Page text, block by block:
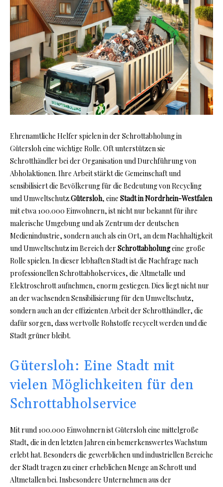
Ehrenamtliche Helfer spielen in der Schrottabholung in
Gütersloh eine wichtige Rolle. Oft unterstützen sie
Schrotthändler bei der Organisation und Durchführung von
Abholaktionen. Ihre Arbeit stärkt die Gemeinschaft und
sensibilisiert die Bevölkerung für die Bedeutung von Recycling
und Umweltschutz.Gütersloh, eine Stadt in Nordrhein-Westfalen
mit etwa 100.000 Einwohnern, ist nicht nur bekannt für ihre
malerische Umgebung und als Zentrum der deutschen
Medienindustrie, sondern auch als ein Ort, an dem Nachhaltigkeit
und Umweltschutz im Bereich der Schrottabholungeine große
Rolle spielen. In dieser lebhaften Stadt ist die Nachfrage nach
professionellen Schrottabholservices, die Altmetalle und
Elektroschrott aufnehmen, enorm gestiegen. Dies liegt nicht nur
an der wachsenden Sensibilisierung für den Umweltschutz,
sondern auch an der effizienten Arbeit der Schrotthändler, die
dafür sorgen, dass wertvolle Rohstoffe recycelt werden und die
Stadt grüner bleibt.
Gütersloh: Eine Stadt mit
vielen Möglichkeiten für den
Schrottabholservice
Mit rund 100.000 Einwohnern ist Gütersloh eine mittelgroße
Stadt, die in den letzten Jahren ein bemerkenswertes Wachstum
erlebt hat. Besonders die gewerblichen und industriellen Bereiche
der Stadt tragen zu einer erheblichen Menge an Schrott und
Altmetallen bei. Insbesondere Unternehmen aus der